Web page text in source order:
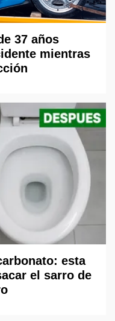
37 años
mientras
esta
el sarro de